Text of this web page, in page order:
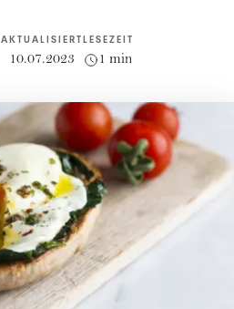
AKTUALISIERT
10.07.2023
LESEZEIT
1 min